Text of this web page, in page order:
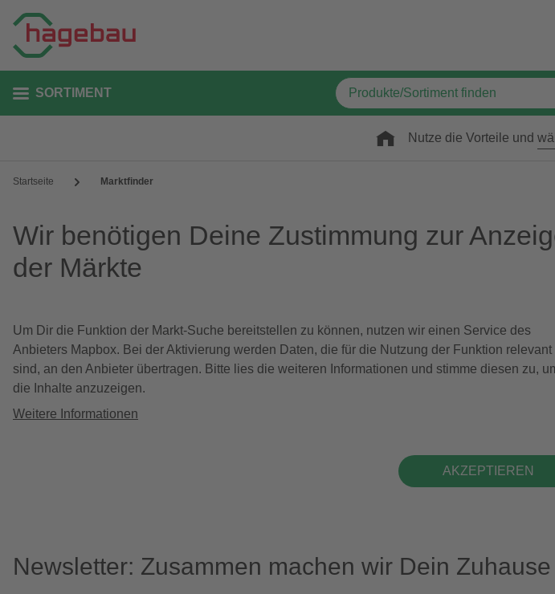
SORTIMENT
Nutze die Vorteile und
Startseite Marktfinder
Wir benötigen Deine Zustimmung zur
der Märkte
Um Dir die Funktion der Markt-Suche bereitstellen zu können, nutzen wir einen Service des
Anbieters Mapbox. Bei der Aktivierung werden Daten, die für die Nutzung der Funktion relevant
sind, an den Anbieter übertragen. Bitte lies die weiteren Informationen und stimme diesen zu,
die Inhalte anzuzeigen.
Weitere Informationen
AKZEPTIEREN
Newsletter: Zusammen machen wir Dein